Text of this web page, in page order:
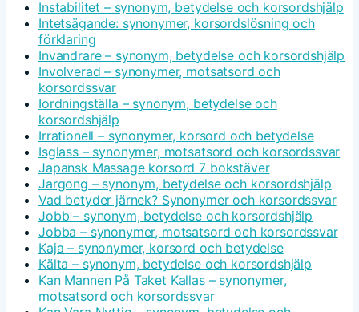
Instabilitet – synonym, betydelse och korsordshjälp
Intetsägande: synonymer, korsordslösning och
förklaring
Invandrare – synonym, betydelse och korsordshjälp
Involverad – synonymer, motsatsord och
korsordssvar
Iordningställa – synonym, betydelse och
korsordshjälp
Irrationell – synonymer, korsord och betydelse
Isglass – synonymer, motsatsord och korsordssvar
Japansk Massage korsord 7 bokstäver
Jargong – synonym, betydelse och korsordshjälp
Vad betyder järnek? Synonymer och korsordssvar
Jobb – synonym, betydelse och korsordshjälp
Jobba – synonymer, motsatsord och korsordssvar
Kaja – synonymer, korsord och betydelse
Kälta – synonym, betydelse och korsordshjälp
Kan Mannen På Taket Kallas – synonymer,
motsatsord och korsordssvar